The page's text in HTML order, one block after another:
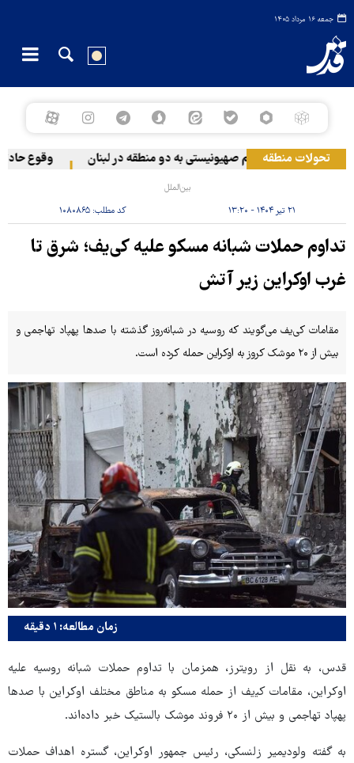
جمعه ۱۶ مرداد ۱۴۰۵
تحولات منطقه
حمله رژیم صهیونیستی به دو منطقه در لبنان وقوع
بین‌الملل
۲۱ تیر ۱۴۰۴ - ۱۳:۲۰ کد مطلب:۱۰۸۰۸۶۵
تداوم حملات شبانه مسکو علیه کی‌یف؛ شرق تا
غرب اوکراین زیر آتش
مقامات کی‌یف می‌گویند که روسیه در شبانه‌روز گذشته با صدها پهپاد تهاجمی و
بیش از ۲۰ موشک کروز به اوکراین حمله کرده است.
زمان مطالعه: ۱ دقیقه
قدس، به نقل از رویترز، همزمان با تداوم حملات شبانه روسیه علیه
اوکراین، مقامات کی‍‌یف از حمله مسکو به مناطق مختلف اوکراین با صدها
پهپاد تهاجمی و بیش از ۲۰ فروند موشک بالستیک خبر داده‌اند.
به گفته ولودیمیر زلنسکی، رئیس جمهور اوکراین، گستره اهداف حملات